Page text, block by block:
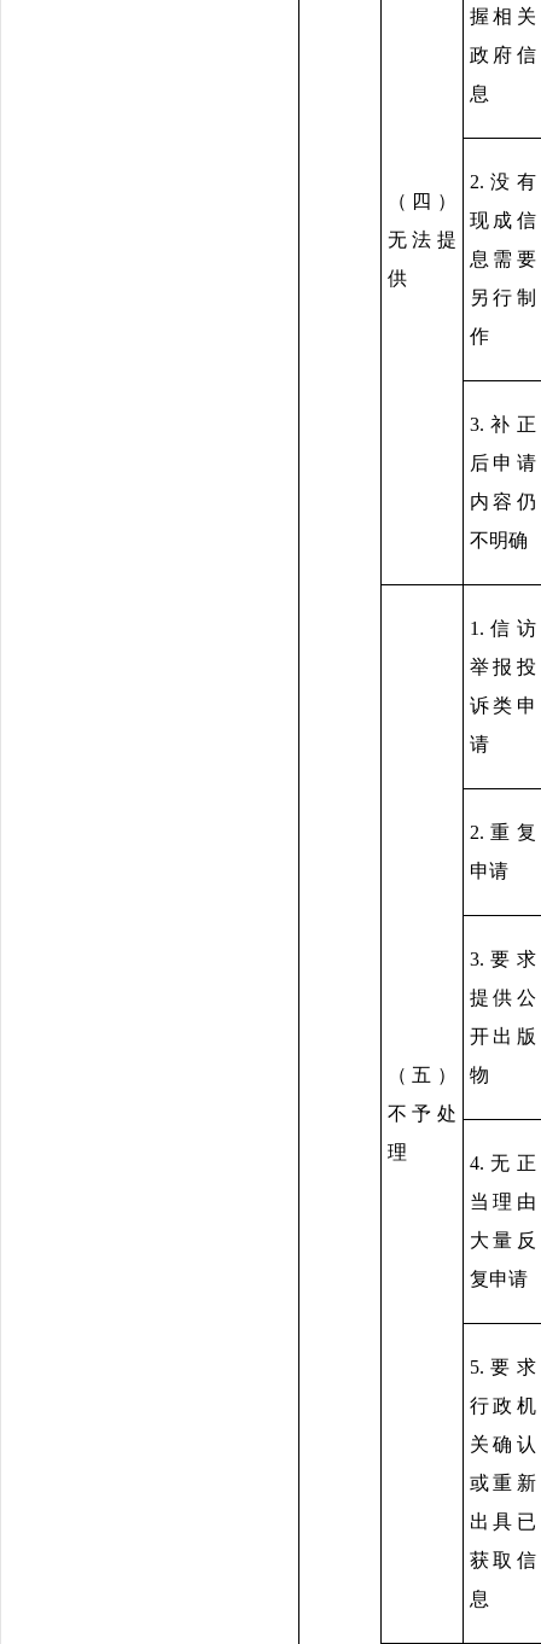
（四）
无法提
供
握相关
政府信
息
2.没有
现成信
息需要
另行制
作
3.补正
后申请
内容仍
不明确
（五）
不予处
理
1.信访
举报投
诉类申
请
2.重复
申请
3.要求
提供公
开出版
物
4.无正
当理由
大量反
复申请
5.要求
行政机
关确认
或重新
出具已
获取信
息